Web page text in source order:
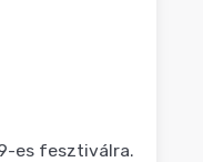
es fesztiválra.